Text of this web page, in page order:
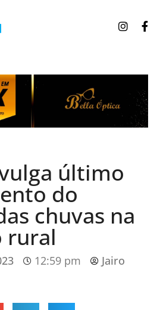
último
do
chuvas na
rural
12:59 pm Jairo